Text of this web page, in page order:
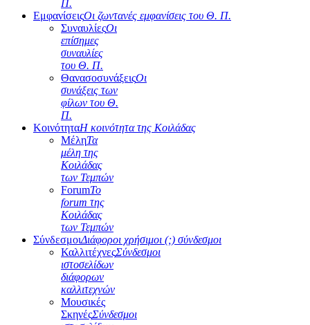
Π.
ΕμφανίσειςΟι ζωντανές εμφανίσεις του Θ. Π.
ΣυναυλίεςΟι
επίσημες
συναυλίες
του Θ. Π.
ΘανασοσυνάξειςΟι
συνάξεις των
φίλων του Θ.
Π.
ΚοινότηταΗ κοινότητα της Κοιλάδας
ΜέληΤα
μέλη της
Κοιλάδας
των Τεμπών
ForumΤο
forum της
Κοιλάδας
των Τεμπών
ΣύνδεσμοιΔιάφοροι χρήσιμοι (;) σύνδεσμοι
ΚαλλιτέχνεςΣύνδεσμοι
ιστοσελίδων
διάφορων
καλλιτεχνών
Μουσικές
ΣκηνέςΣύνδεσμοι